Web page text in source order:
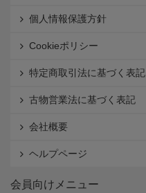
個人情報保護方針
Cookieポリシー
特定商取引法に基づく表記
古物営業法に基づく表記
会社概要
ヘルプページ
会員向けメニュー